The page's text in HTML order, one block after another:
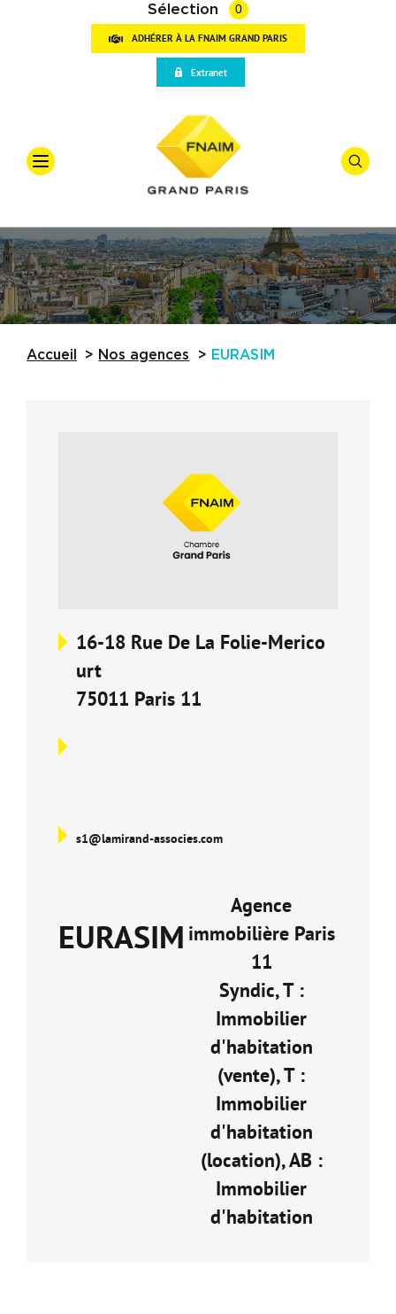
Qui sommes-nous
Partenaires
Actualités
Sélection 0
ADHÉRER À LA FNAIM GRAND PARIS
Extranet
Accueil Nos agences EURASIM
16-18 Rue De La Folie-Merico
urt
75011 Paris 11
s1@lamirand-associes.com
EURASIM
Agence
immobilière Paris
11
Syndic, T :
Immobilier
d'habitation
(vente), T :
Immobilier
d'habitation
(location), AB :
Immobilier
d'habitation
Offre
Vente
Types